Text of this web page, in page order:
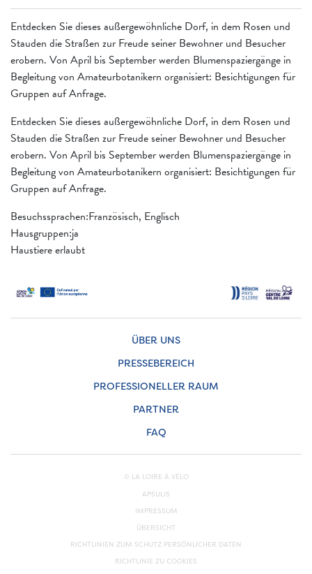
Entdecken Sie dieses außergewöhnliche Dorf, in dem Rosen und
Stauden die Straßen zur Freude seiner Bewohner und Besucher
erobern. Von April bis September werden Blumenspaziergänge in
Begleitung von Amateurbotanikern organisiert: Besichtigungen für
Gruppen auf Anfrage.
Entdecken Sie dieses außergewöhnliche Dorf, in dem Rosen und
Stauden die Straßen zur Freude seiner Bewohner und Besucher
erobern. Von April bis September werden Blumenspaziergänge in
Begleitung von Amateurbotanikern organisiert: Besichtigungen für
Gruppen auf Anfrage.
Besuchssprachen:Französisch, Englisch
Hausgruppen:ja
Haustiere erlaubt
ÜBER UNS
PRESSEBEREICH
PROFESSIONELLER RAUM
PARTNER
FAQ
© LA LOIRE À VÉLO
APSULIS
IMPRESSUM
ÜBERSICHT
RICHTLINIEN ZUM SCHUTZ PERSÖNLICHER DATEN
RICHTLINIE ZU COOKIES